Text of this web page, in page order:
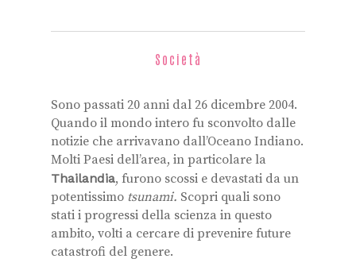
Società
Sono passati 20 anni dal 26 dicembre 2004.
Quando il mondo intero fu sconvolto dalle
notizie che arrivavano dall’Oceano Indiano.
Molti Paesi dell’area, in particolare la
Thailandia, furono scossi e devastati da un
potentissimo tsunami. Scopri quali sono
stati i progressi della scienza in questo
ambito, volti a cercare di prevenire future
catastrofi del genere.